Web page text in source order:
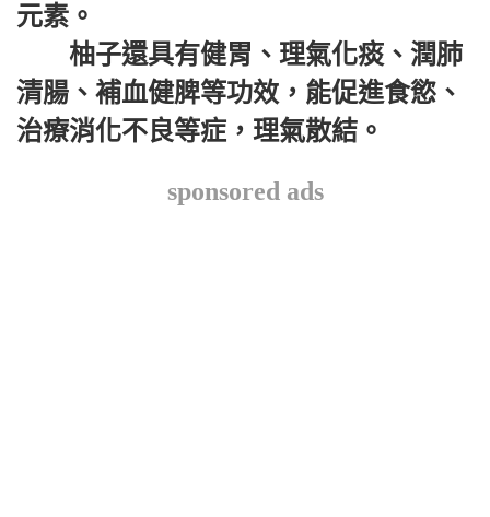
元素。
柚子還具有健胃、理氣化痰、潤肺
清腸、補血健脾等功效，能促進食慾、
治療消化不良等症，理氣散結。
sponsored ads